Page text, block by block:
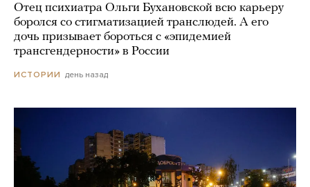
Отец психиатра Ольги Бухановской всю карьеру
боролся со стигматизацией транслюдей. А его
дочь призывает бороться с «эпидемией
трансгендерности» в России
ИСТОРИИ день назад